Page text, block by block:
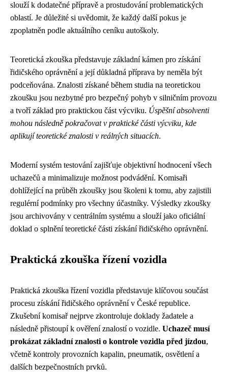
slouží k dodatečné přípravě a prostudování problematických
oblastí. Je důležité si uvědomit, že každý další pokus je
zpoplatněn podle aktuálního ceníku autoškoly.
Teoretická zkouška představuje základní kámen pro získání
řidičského oprávnění a její důkladná příprava by neměla být
podceňována. Znalosti získané během studia na teoretickou
zkoušku jsou nezbytné pro bezpečný pohyb v silničním provozu
a tvoří základ pro praktickou část výcviku. Úspěšní absolventi
mohou následně pokračovat v praktické části výcviku, kde
aplikují teoretické znalosti v reálných situacích.
Moderní systém testování zajišťuje objektivní hodnocení všech
uchazečů a minimalizuje možnost podvádění. Komisaři
dohlížející na průběh zkoušky jsou školeni k tomu, aby zajistili
regulérní podmínky pro všechny účastníky. Výsledky zkoušky
jsou archivovány v centrálním systému a slouží jako oficiální
doklad o splnění teoretické části získání řidičského oprávnění.
Praktická zkouška řízení vozidla
Praktická zkouška řízení vozidla představuje klíčovou součást
procesu získání řidičského oprávnění v České republice.
Zkušební komisař nejprve zkontroluje doklady žadatele a
následně přistoupí k ověření znalostí o vozidle. Uchazeč musí
prokázat základní znalosti o kontrole vozidla před jízdou,
včetně kontroly provozních kapalin, pneumatik, osvětlení a
dalších bezpečnostních prvků.